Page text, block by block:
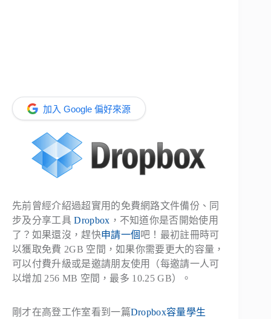
加入 Google 偏好來源
先前曾經介紹過超實用的免費網路文件備份、同
步及分享工具Dropbox ，不知道你是否開始使用
了？如果還沒，趕快申請一個吧！最初註冊時可
以獲取免費 2GB 空間，如果你需要更大的容量，
可以付費升級或是邀請朋友使用（每邀請一人可
以增加 256 MB 空間，最多 10.25 GB）。
剛才在高登工作室看到一篇Dropbox容量學生